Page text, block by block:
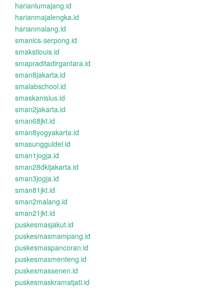
harianlumajang.id
harianmajalengka.id
harianmalang.id
smanics-serpong.id
smakstlouis.id
smapraditadirgantara.id
sman8jakarta.id
smalabschool.id
smaskanisius.id
sman2jakarta.id
sman68jkt.id
sman8yogyakarta.id
smasungguldel.id
sman1jogja.id
sman28dkijakarta.id
sman3jogja.id
sman81jkt.id
sman2malang.id
sman21jkt.id
puskesmasjakut.id
puskesmasmampang.id
puskesmaspancoran.id
puskesmasmenteng.id
puskesmassenen.id
puskesmaskramatjati.id